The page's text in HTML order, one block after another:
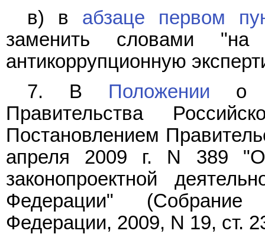
в) в абзаце первом
заменить словами
антикоррупционную
7. В Положении о
Правительства
Постановлением
апреля 2009 г. N 389
законопроектной
Федерации" (Собрание
Федерации, 2009, N 19, ст.